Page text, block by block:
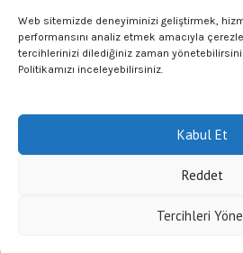
Web sitemizde deneyiminizi geliştirmek,
performansını analiz etmek amacıyla
tercihlerinizi dilediğiniz zaman
Politikamızı inceleyebilirsiniz.
Kabul Et
Reddet
Tercihleri
KVKK
adres
No:24/A
Bağcılar/